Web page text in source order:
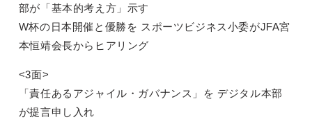
部が「基本的考え方」示す
W杯の日本開催と優勝を スポーツビジネス小委がJFA宮
本恒靖会長からヒアリング
<3面>
「責任あるアジャイル・ガバナンス」を デジタル本部
が提言申し入れ